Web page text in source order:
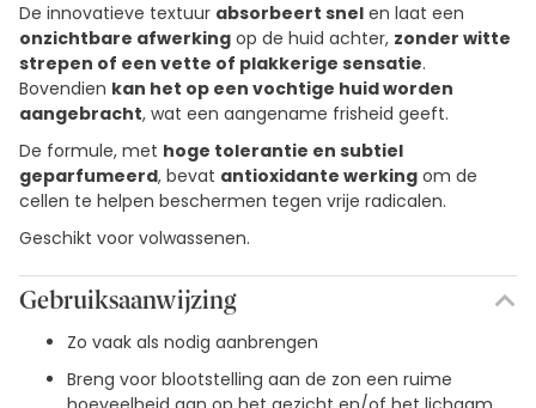
De innovatieve textuur absorbeert snel en laat een
onzichtbare afwerking op de huid achter, zonder witte
strepen of een vette of plakkerige sensatie.
Bovendien kan het op een vochtige huid worden
aangebracht, wat een aangename frisheid geeft.
De formule, met hoge tolerantie en subtiel
geparfumeerd, bevat antioxidante werking om de
cellen te helpen beschermen tegen vrije radicalen.
Geschikt voor volwassenen.
Gebruiksaanwijzing
Zo vaak als nodig aanbrengen
Breng voor blootstelling aan de zon een ruime